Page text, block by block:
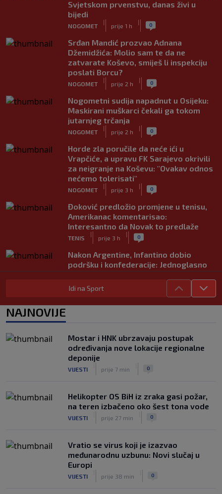
Svjetskom prvenstvu, danas živi u
bijedi
NOGOMET
|
prije 1 h
| 0
Srđan Mandić prozvao Adnana
Džemidžića: Molio sam te da ne
zatvarate Koševo, smiješ li inspekciju
poslati Borcu?
NOGOMET
|
prije 2 h
| 0
Nogometni sudija napadnut u Osijeku:
Maskirani muškarci čekali ga tokom
jutarnjeg trčanja
NOGOMET
|
prije 2 h
| 0
Horde zla poručile da neće ići u
Vrapčiće, a upravu FK Sarajevo okrivili
za neigranje na Koševu: "Ovakav odnos
nećemo tolerisati"
NOGOMET
|
prije 3 h
| 0
Đoković predložio promjene u tenisu,
Amerikanac komentarisao:
Interesantno da Novak to predlaže
TENIS
|
prije 3 h
| 0
Nakon Argentine, Infantino dobio
podršku i konfederacije: Jednoglasno
ponavljamo podršku predsjedniku
NOGOMET
Pravna bitka Luke Dončića i Anamarije
Goltes seli se u Sloveniju: Spominje se
čak 50 miliona dolara
KOŠARKA
|
prije 5 h 0
Idi na Sport
NAJNOVIJE
Mostar i HNK ubrzavaju postupak
određivanja nove lokacije regionalne
deponije
VIJESTI prije 7 min 0
Helikopter OS BiH iz zraka gasi požar,
na teren izbačeno oko šest tona vode
VIJESTI prije 27 min 0
Vratio se virus koji je izazvao
međunarodnu uzbunu: Novi slučaj u
Europi
VIJESTI prije 38 min 0